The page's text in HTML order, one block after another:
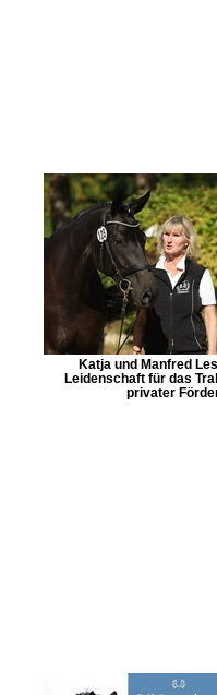
Katja und Manfred
Leidenschaft für das
privater